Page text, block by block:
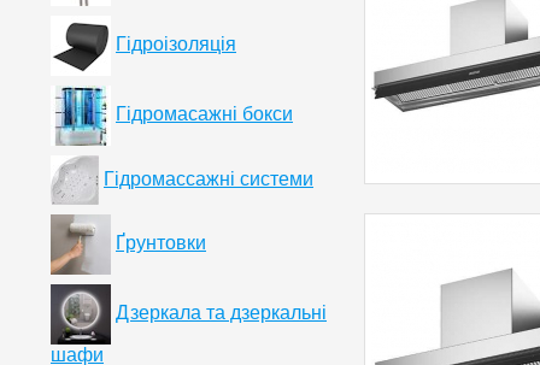
Гідроізоляція
Гідромасажні бокси
Гідромассажні системи
Ґрунтовки
Дзеркала та дзеркальні
шафи